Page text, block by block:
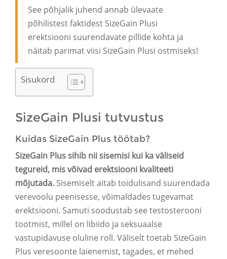
See põhjalik juhend annab ülevaate
põhilistest faktidest SizeGain Plusi
erektsiooni suurendavate pillide kohta ja
näitab parimat viisi SizeGain Plusi ostmiseks!
Sisukord
SizeGain Plusi tutvustus
Kuidas SizeGain Plus töötab?
SizeGain Plus sihib nii sisemisi kui ka väliseid
tegureid, mis võivad erektsiooni kvaliteeti
mõjutada. Sisemiselt aitab toidulisand suurendada
verevoolu peenisesse, võimaldades tugevamat
erektsiooni. Samuti soodustab see testosterooni
tootmist, millel on libiido ja seksuaalse
vastupidavuse oluline roll. Väliselt toetab SizeGain
Plus veresoonte laienemist, tagades, et mehed